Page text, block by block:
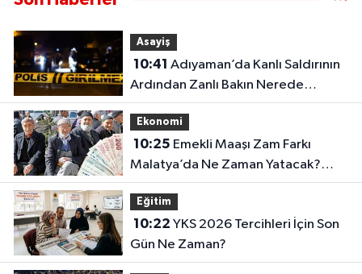
Asayiş
10:41
Ardından Zanlı Bakın Nerede
Yakalandı
Ekonomi
10:25
Malatya’da Ne Zaman Yatacak?
SGK Ödeme Tarihini Açıkladı..
Eğitim
10:22
Gün Ne Zaman?